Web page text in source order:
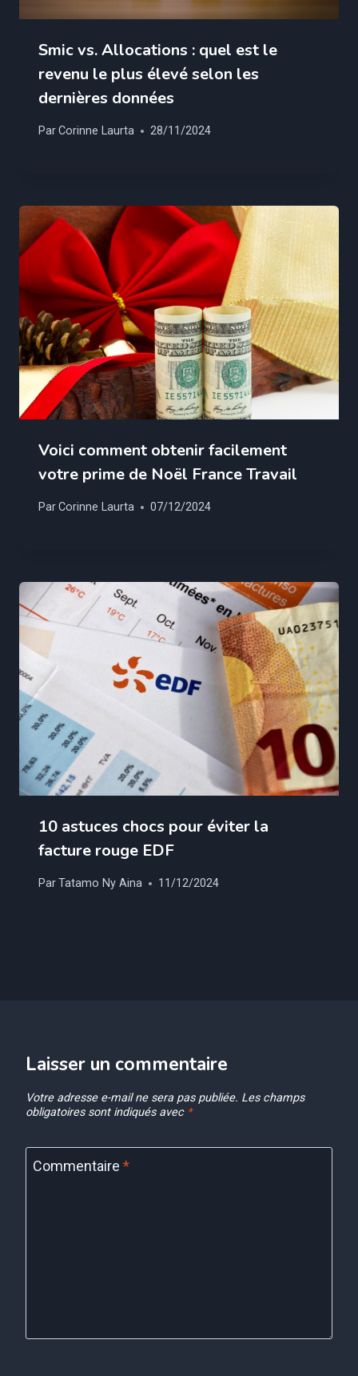
Smic vs. Allocations : quel est le
revenu le plus élevé selon les
dernières données
ParCorinne Laurta 28/11/2024
Voici comment obtenir facilement
votre prime de Noël France Travail
ParCorinne Laurta 07/12/2024
10 astuces chocs pour éviter la
facture rouge EDF
Par Tatamo Ny Aina 11/12/2024
Laisser un commentaire
Votre adresse e-mail ne sera pas publiée. Les champs
obligatoires sont indiqués avec *
Commentaire *